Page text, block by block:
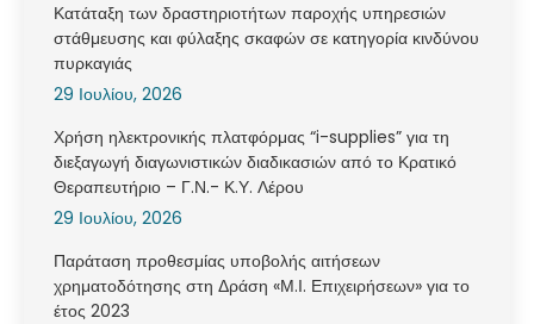
Κατάταξη των δραστηριοτήτων παροχής υπηρεσιών
στάθμευσης και φύλαξης σκαφών σε κατηγορία κινδύνου
πυρκαγιάς
29 Ιουλίου, 2026
Χρήση ηλεκτρονικής πλατφόρμας “i-supplies” για τη
διεξαγωγή διαγωνιστικών διαδικασιών από το Κρατικό
Θεραπευτήριο – Γ.Ν.- Κ.Υ. Λέρου
29 Ιουλίου, 2026
Παράταση προθεσμίας υποβολής αιτήσεων
χρηματοδότησης στη Δράση «Μ.Ι. Επιχειρήσεων» για το
έτος 2023